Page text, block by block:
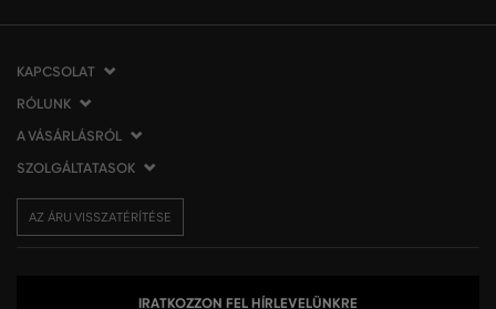
KAPCSOLAT
VERMONT Services Slovakia s. r. o.
Vlčie hrdlo 53
tel.: 06 1 901 1901
info@eshopgant.hu
RÓLUNK
Cégünkről
Elérhetőség
Affiliate
A VÁSÁRLÁSRÓL
A vásárlás menete
Az áru visszatérítése/visszáru
Személyes adatok kezelése
SZOLGÁLTATASOK
Szállítás és fizetés
Ajándékutalványok
AZ ÁRU VISSZATÉRÍTÉSE
IRATKOZZON FEL HÍRLEVELÜNKRE